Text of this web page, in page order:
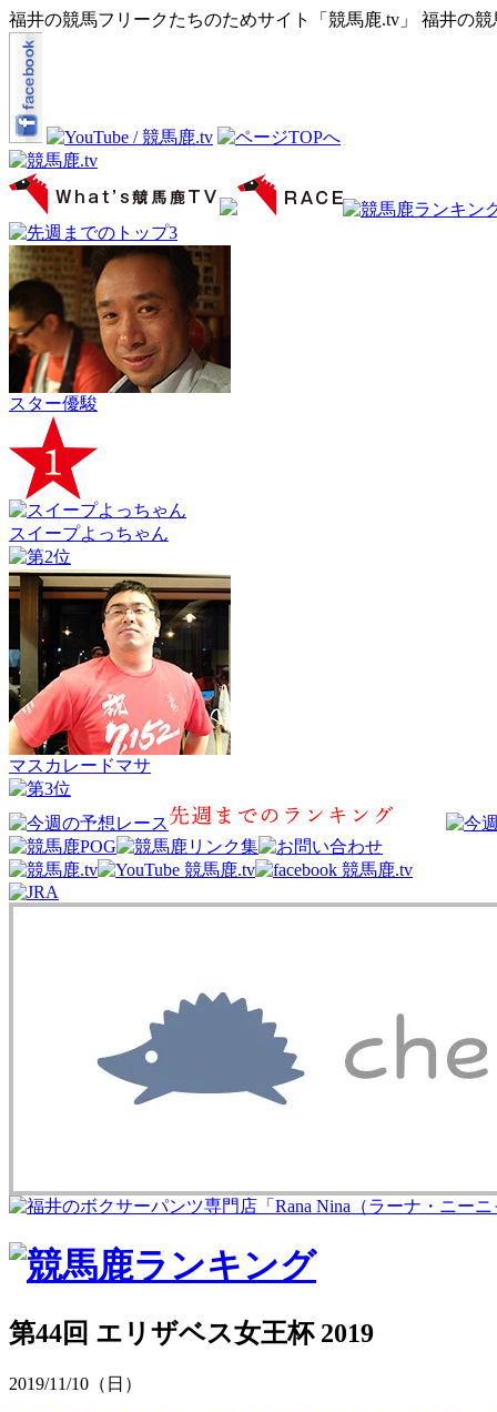
福井の競馬フリークたちのためサイト「競馬鹿.tv」 福井の
スター優駿
スイープよっちゃん
マスカレードマサ
第44回 エリザベス女王杯 2019
2019/11/10（日）